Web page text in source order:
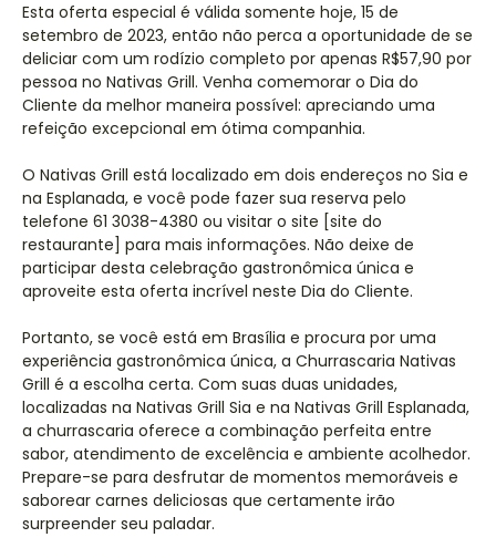
Esta oferta especial é válida somente hoje, 15 de
setembro de 2023, então não perca a oportunidade de se
deliciar com um rodízio completo por apenas R$57,90 por
pessoa no Nativas Grill. Venha comemorar o Dia do
Cliente da melhor maneira possível: apreciando uma
refeição excepcional em ótima companhia.
O Nativas Grill está localizado em dois endereços no Sia e
na Esplanada, e você pode fazer sua reserva pelo
telefone 61 3038-4380 ou visitar o site [site do
restaurante] para mais informações. Não deixe de
participar desta celebração gastronômica única e
aproveite esta oferta incrível neste Dia do Cliente.
Portanto, se você está em Brasília e procura por uma
experiência gastronômica única, a Churrascaria Nativas
Grill é a escolha certa. Com suas duas unidades,
localizadas na Nativas Grill Sia e na Nativas Grill Esplanada,
a churrascaria oferece a combinação perfeita entre
sabor, atendimento de excelência e ambiente acolhedor.
Prepare-se para desfrutar de momentos memoráveis e
saborear carnes deliciosas que certamente irão
surpreender seu paladar.